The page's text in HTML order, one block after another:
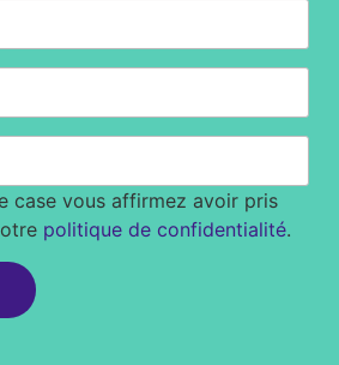
case vous affirmez avoir pris
politique de confidentialité.